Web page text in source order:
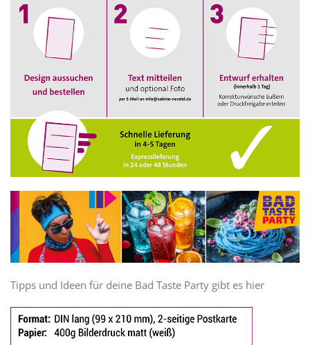
Tipps und Ideen für deine Bad Taste Party gibt es hier